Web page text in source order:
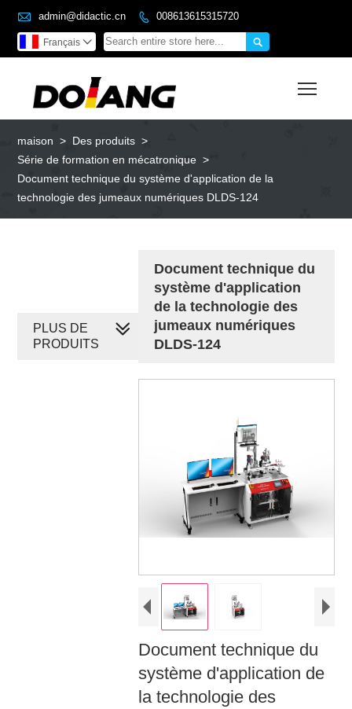
 admin@didactic.cn  008613615315720

Français 
maison > Des produits >
Série de formation en mécatronique >
Document technique du système d'application de la
technologie des jumeaux numériques DLDS-124
Document technique du
système d'application
de la technologie des
jumeaux numériques
DLDS-124
Document technique du
système d'application de
la technologie des
PLUS DE
PRODUITS